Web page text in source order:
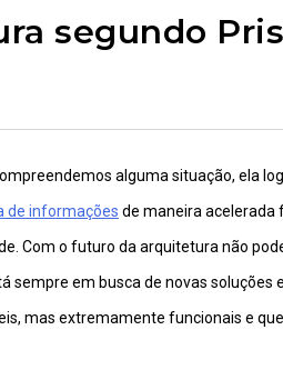
segundo
alguma situação, ela
de informações de maneira acelerada
Com o futuro da arquitetura não
sempre em busca de novas soluções
mas extremamente funcionais e